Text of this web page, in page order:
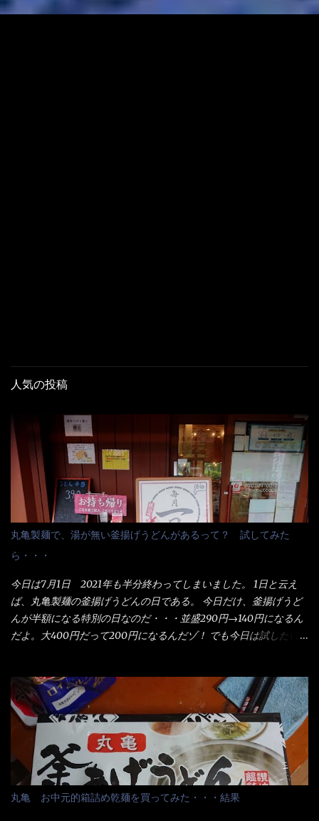
人気の投稿
丸亀製麺で、湯が無い釜揚げうどんがあるって？ 試してみた
ら・・・
今日は7月1日 2021年も半分終わってしまいました。 1日と云え
ば、丸亀製麺の釜揚げうどんの日である。 今日だけ、釜揚げうど
んが半額になる特別の日なのだ・・・並盛290円→140円になるん
だよ。大400円だって200円になるんだゾ！ でも今日は試したい
でる～ でもコレって食べきるまで湯に浸かっているわけで、最
初と最後では麺の固さというかコシが違う！ だったら湯なんか要
らないじゃん！ 茹で上げ直後の麺だけいいよ！となるでしょ
う。 事前にググって調べたら、やっぱり＜湯無し＞注文は、裏注
文方法としてあるらしい。 それと店員によっては、理解出来ない
者も居るらしい云う事。 そこでランチ混雑前に、行くのが店への
配慮でもある。 11:20 店内に入り・・・『釜揚げうどん得を湯ナ
シで！』と注文したら、近場にいたオッサン店員はキョトンとし
丸亀 お中元的箱詰め乾麺を買ってみた・・・結果